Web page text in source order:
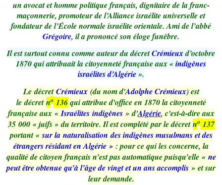
un avocat et homme politique français, dignitaire de la franc-
maçonnerie, promoteur de l’Alliance israélite universelle et
fondateur de l’École normale israélite orientale. Ami de l’abbé
Grégoire, il a prononcé son éloge funèbre.
Il est surtout connu comme auteur du décretCrémieuxd’octobre
1870 qui attribuait la citoyenneté française aux «indigènes
israélites d’Algérie».
Le décretCrémieux(du nom d'Adolphe Crémieux) est
le décretno136qui attribue d'office en 1870 la citoyenneté
française aux «Israélites indigènes » d'Algérie, c'est-à-dire aux
35 000 « juifs »du territoire. Il est complété par le décretno137
portant «sur la naturalisation des indigènes musulmans et des
étrangers résidant en Algérie » : pour ce qui les concerne, la
qualité de citoyen français n’est pas automatique puisqu’elle « ne
peut être obtenue qu’à l’âge de vingt et un ans accomplis » et sur
leur demande.